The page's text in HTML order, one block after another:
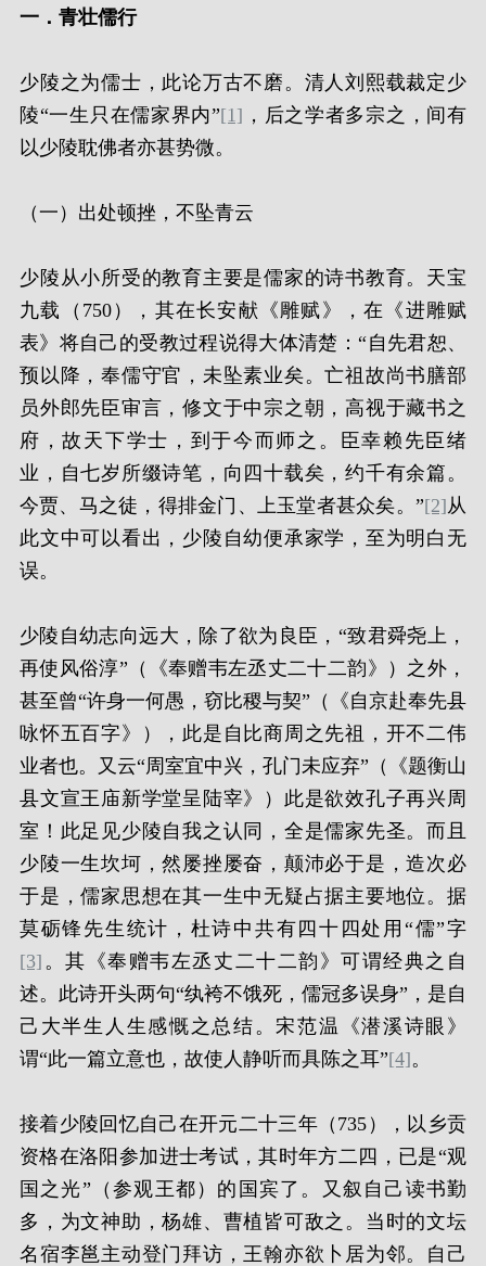
一．青壮儒行
少陵之为儒士，此论万古不磨。清人刘熙载裁定少
陵“一生只在儒家界内”[1] ，后之学者多宗之，间有
以少陵耽佛者亦甚势微。
（一）出处顿挫，不坠青云
少陵从小所受的教育主要是儒家的诗书教育。天宝
九载（750），其在长安献《雕赋》，在《进雕赋
表》将自己的受教过程说得大体清楚：“自先君恕、
预以降，奉儒守官，未坠素业矣。亡祖故尚书膳部
员外郎先臣审言，修文于中宗之朝，高视于藏书之
府，故天下学士，到于今而师之。臣幸赖先臣绪
业，自七岁所缀诗笔，向四十载矣，约千有余篇。
今贾、马之徒，得排金门、上玉堂者甚众矣。”[2]从
此文中可以看出，少陵自幼便承家学，至为明白无
误。
少陵自幼志向远大，除了欲为良臣，“致君舜尧上，
再使风俗淳”（《奉赠韦左丞丈二十二韵》）之外，
甚至曾“许身一何愚，窃比稷与契”（《自京赴奉先县
咏怀五百字》），此是自比商周之先祖，开不二伟
业者也。又云“周室宜中兴，孔门未应弃”（《题衡山
县文宣王庙新学堂呈陆宰》）此是欲效孔子再兴周
室！此足见少陵自我之认同，全是儒家先圣。而且
少陵一生坎坷，然屡挫屡奋，颠沛必于是，造次必
于是，儒家思想在其一生中无疑占据主要地位。据
莫砺锋先生统计，杜诗中共有四十四处用“儒”字
[3] 。其《奉赠韦左丞丈二十二韵》可谓经典之自
述。此诗开头两句“纨袴不饿死，儒冠多误身”，是自
己大半生人生感慨之总结。宋范温《潜溪诗眼》
谓“此一篇立意也，故使人静听而具陈之耳”[4]。
接着少陵回忆自己在开元二十三年（735），以乡贡
资格在洛阳参加进士考试，其时年方二四，已是“观
国之光”（参观王都）的国宾了。又叙自己读书勤
多，为文神助，杨雄、曹植皆可敌之。当时的文坛
名宿李邕主动登门拜访，王翰亦欲卜居为邻。自己